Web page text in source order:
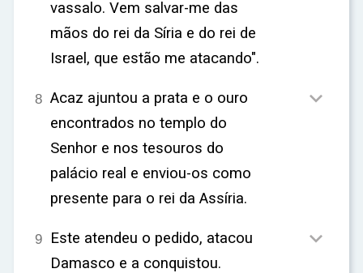
vassalo. Vem salvar-me das
mãos do rei da Síria e do rei de
Israel, que estão me atacando".
8 Acaz ajuntou a prata e o ouro
encontrados no templo do
Senhor e nos tesouros do
palácio real e enviou-os como
presente para o rei da Assíria.

9 Este atendeu o pedido, atacou
Damasco e a conquistou.
